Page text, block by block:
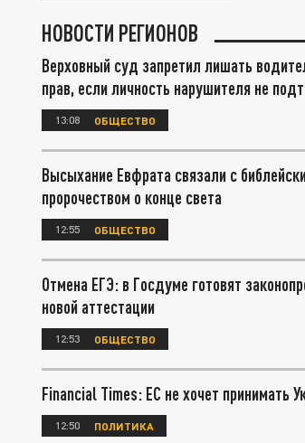
НОВОСТИ РЕГИОНОВ
Верховный суд запретил лишать
прав, если личность нарушителя не
13:08 ОБЩЕСТВО
Высыхание Евфрата связали с
пророчеством о конце света
12:55 ОБЩЕСТВО
Отмена ЕГЭ: в Госдуме готовят
новой аттестации
12:53 ОБЩЕСТВО
Financial Times: ЕС не хочет принимать
12:50 ПОЛИТИКА